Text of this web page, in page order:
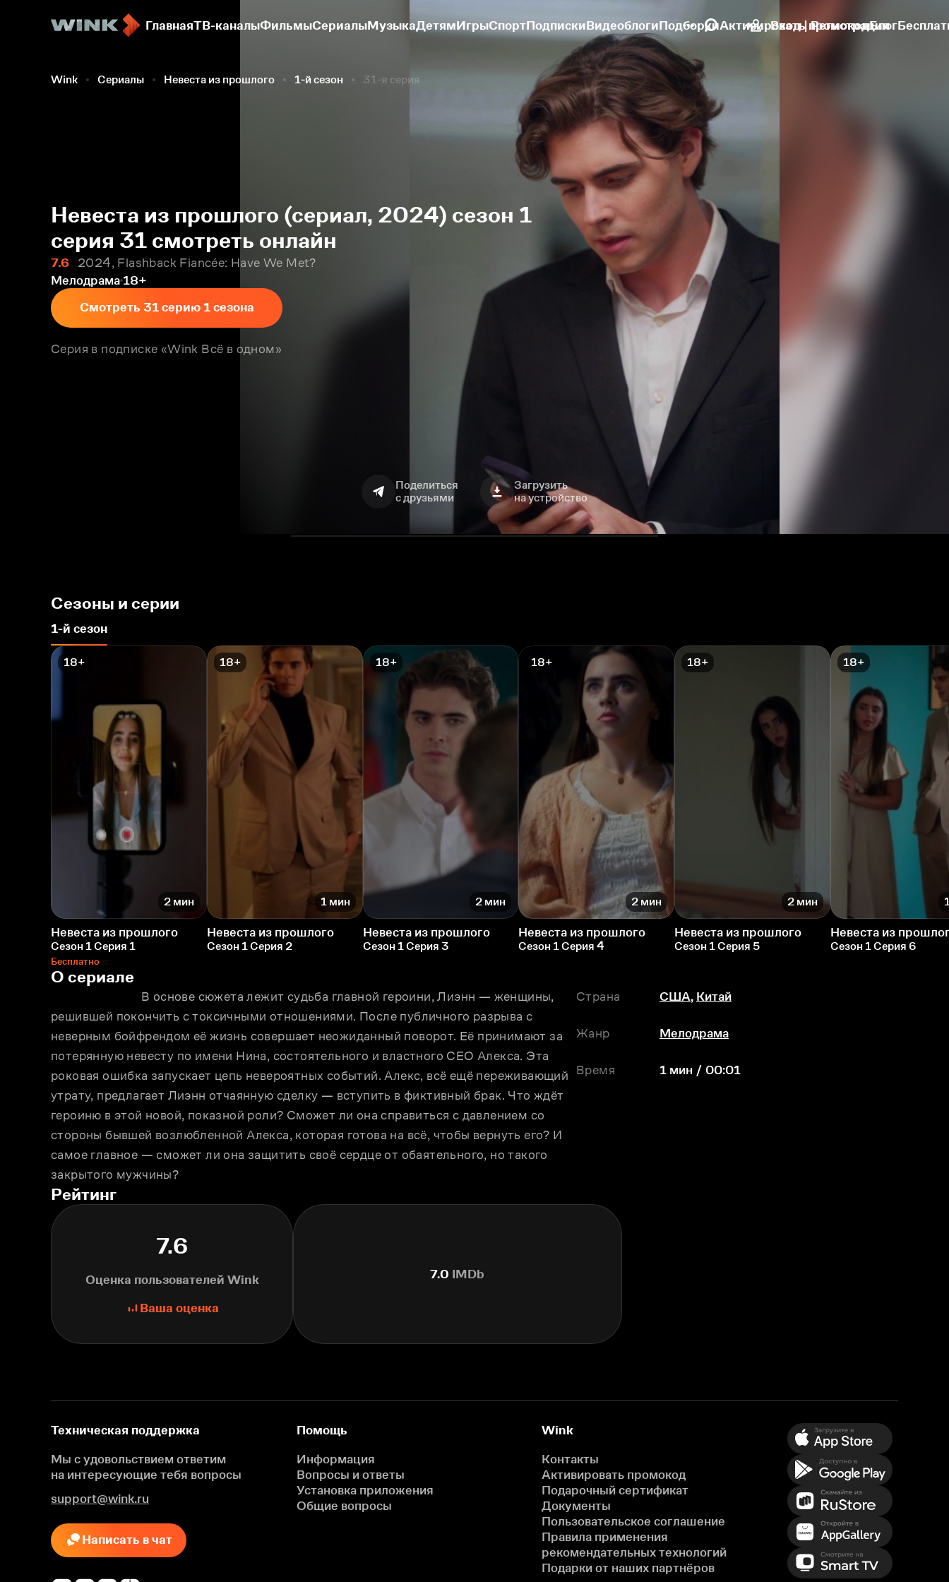
ГлавнаяТВ-каналыФильмыСериалыМузыкаДетямИгрыСпортПодпискиВидеоблогиПодборкиАктивировать промокодБлог
Вход | Регистрация
Wink Сериалы Невеста из прошлого 1-й сезон 31-я серия
Невеста из прошлого (сериал, 2024) сезон 1
серия 31 смотреть онлайн
7.6
2024, Flashback Fiancée: Have We Met?
Мелодрама 18+
Смотреть 31 серию 1 сезона
Серия в подписке «Wink Всё в одном»
Поделиться
с друзьями
Загрузить
на устройство
Сезоны и серии
1-й сезон
18+
2 мин
Невеста из прошлого
Сезон 1 Серия 1
Бесплатно
18+
1 мин
Невеста из прошлого
Сезон 1 Серия 2
18+
2 мин
Невеста из прошлого
Сезон 1 Серия 3
18+
2 мин
Невеста из прошлого
Сезон 1 Серия 4
18+
2 мин
Невеста из прошлого
Сезон 1 Серия 5
18+
Невеста из
Сезон 1 Серия 6
О сериале
решившей покончить с токсичными отношениями. После публичного разрыва с
неверным бойфрендом её жизнь совершает неожиданный поворот. Её принимают за
потерянную невесту по имени Нина, состоятельного и властного CEO Алекса. Эта
роковая ошибка запускает цепь невероятных событий. Алекс, всё ещё переживающий
утрату, предлагает Лиэнн отчаянную сделку — вступить в фиктивный брак. Что ждёт
героиню в этой новой, показной роли? Сможет ли она справиться с давлением со
стороны бывшей возлюбленной Алекса, которая готова на всё, чтобы вернуть его? И
самое главное — сможет ли она защитить своё сердце от обаятельного, но такого
закрытого мужчины?
Страна США, Китай
Жанр Мелодрама
Время 1 мин / 00:01
Рейтинг
7.6
Оценка пользователей Wink
Ваша оценка
7.0 IMDb
Техническая поддержка
Мы с удовольствием ответим
на интересующие тебя вопросы
support@wink.ru
Написать в чат
Помощь
Информация
Вопросы и ответы
Установка приложения
Общие вопросы
Wink
Контакты
Активировать промокод
Подарочный сертификат
Документы
Пользовательское соглашение
Правила применения
рекомендательных технологий
Подарки от наших партнёров